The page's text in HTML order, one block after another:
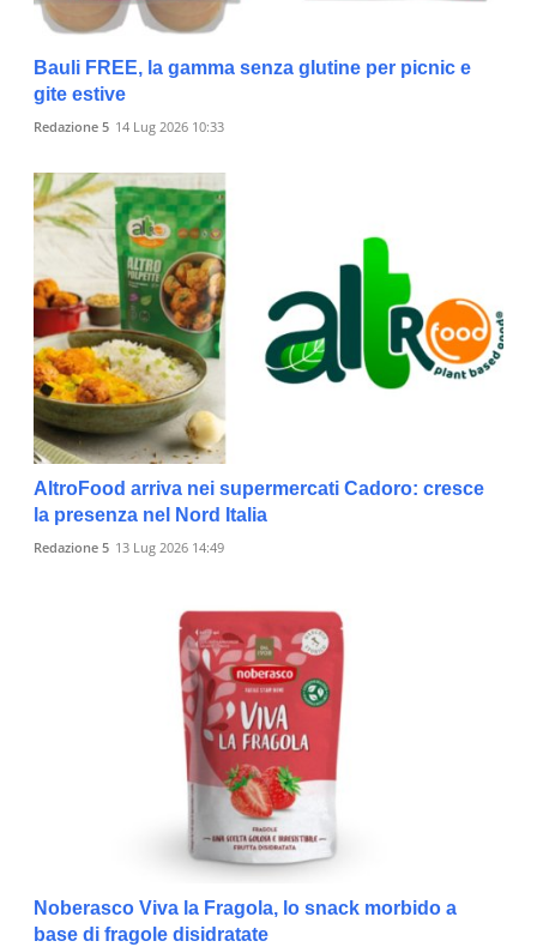
Bauli FREE, la gamma senza glutine per picnic e
gite estive
Redazione 5 14 Lug 2026 10:33
AltroFood arriva nei supermercati Cadoro: cresce
la presenza nel Nord Italia
Redazione 5 13 Lug 2026 14:49
Noberasco Viva la Fragola, lo snack morbido a
base di fragole disidratate